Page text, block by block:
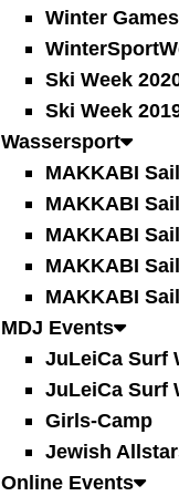
Winter
Ski Week
Ski Week
Wassersport
MAKKABI
MAKKABI
MAKKABI
MAKKABI
MAKKABI
MDJ Events
JuLeiCa Surf
JuLeiCa Surf
Girls-Camp
Jewish
Online Events